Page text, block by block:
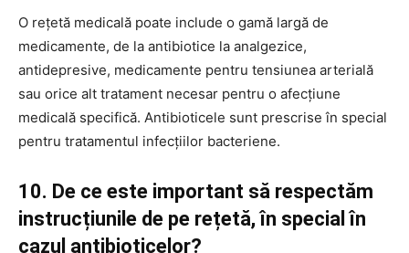
O rețetă medicală poate include o gamă largă de
medicamente, de la antibiotice la analgezice,
antidepresive, medicamente pentru tensiunea arterială
sau orice alt tratament necesar pentru o afecțiune
medicală specifică. Antibioticele sunt prescrise în special
pentru tratamentul infecțiilor bacteriene.
10. De ce este important să respectăm
instrucțiunile de pe rețetă, în special în
cazul antibioticelor?